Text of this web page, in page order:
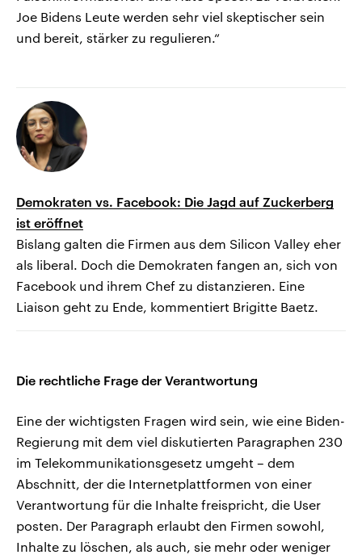
Joe Bidens Leute werden sehr viel skeptischer sein
und bereit, stärker zu regulieren.“
Demokraten vs. Facebook: Die Jagd auf Zuckerberg
ist eröffnet
Bislang galten die Firmen aus dem Silicon Valley eher
als liberal. Doch die Demokraten fangen an, sich von
Facebook und ihrem Chef zu distanzieren. Eine
Liaison geht zu Ende, kommentiert Brigitte Baetz.
Die rechtliche Frage der Verantwortung
Eine der wichtigsten Fragen wird sein, wie eine Biden-
Regierung mit dem viel diskutierten Paragraphen 230
im Telekommunikationsgesetz umgeht – dem
Abschnitt, der die Internetplattformen von einer
Verantwortung für die Inhalte freispricht, die User
posten. Der Paragraph erlaubt den Firmen sowohl,
Inhalte zu löschen, als auch, sie mehr oder weniger